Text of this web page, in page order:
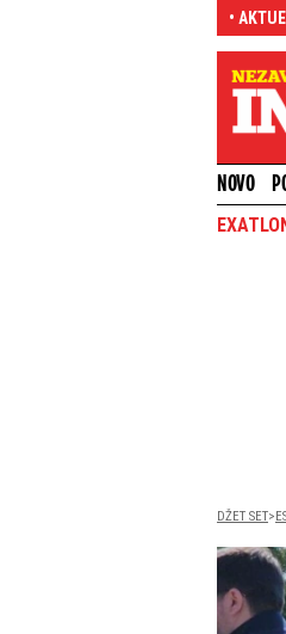
•
Opšti haos u Ulcinju: Pazarac
NOVO
DŽET SET